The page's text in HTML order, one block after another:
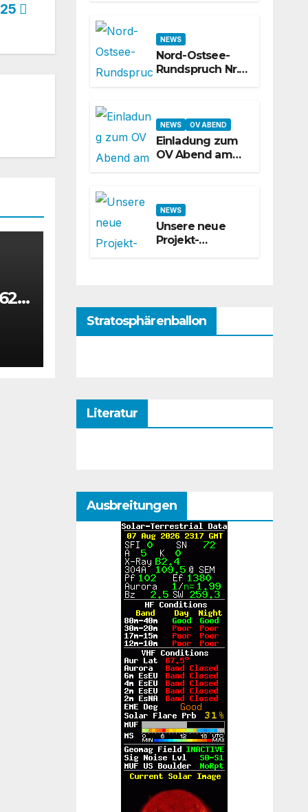
NEWS
Nord-Ostsee-
Rundspruch Nr.
NEWS OV ABEND
Einladung zum
OV Abend am
NEWS
Unsere neue
Projekt-
Stratosphärenballon
Literatur
Ausbreitungen